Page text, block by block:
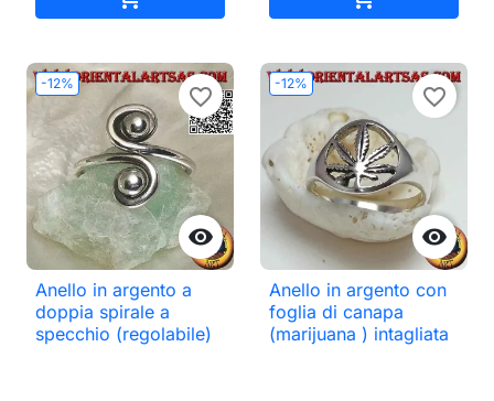
-12%

favorite_border
Anello in argento a
doppia spirale a
specchio (regolabile)
-12%

favorite_border
Anello in argento con
foglia di canapa
(marijuana ) intagliata